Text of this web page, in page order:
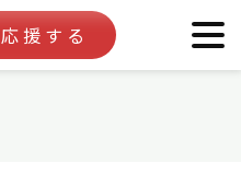
応援する